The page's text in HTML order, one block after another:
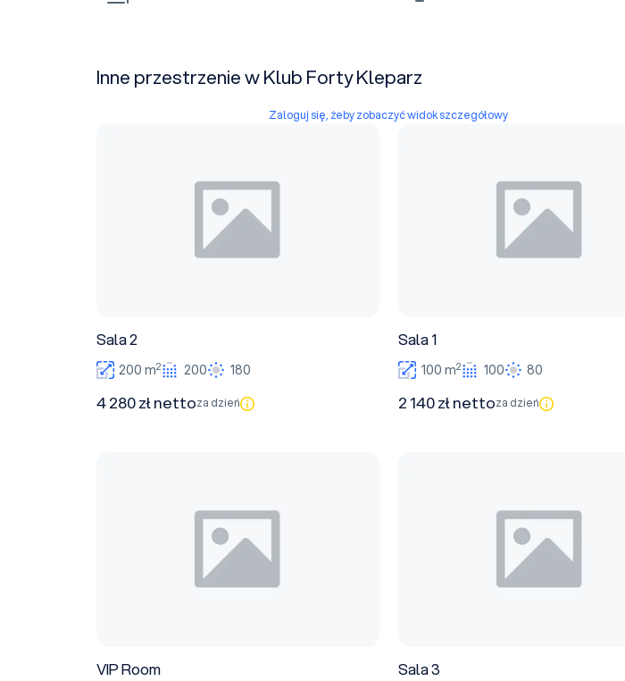
Inne przestrzenie w Klub Forty Kleparz
Zaloguj się, żeby zobaczyć widok szczegółowy
Sala 2
200 m2 200 180
4 280 zł nettoza dzień
Sala 1
100 m2 100 80
2 140 zł nettoza dzień
VIP Room Sala 3